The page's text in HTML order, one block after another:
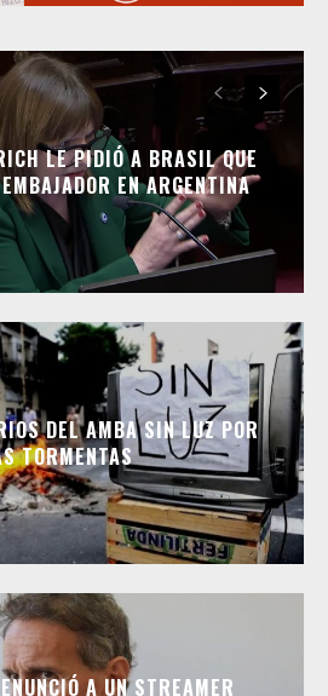
LE PIDIÓ A BRASIL QUE
EN ARGENTINA
DEL AMBA SIN LUZ POR
TORMENTAS
A UN STREAMER